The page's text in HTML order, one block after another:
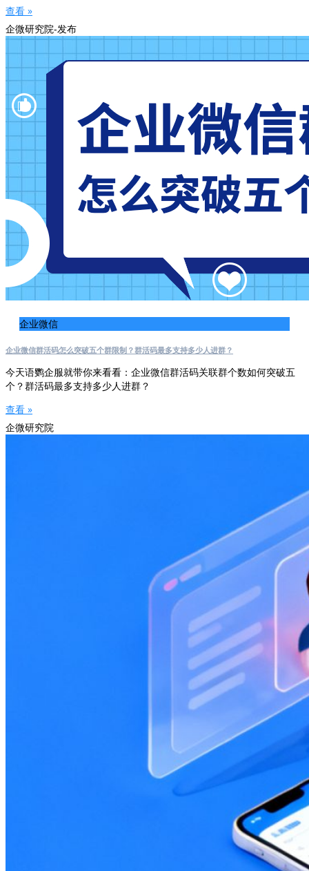
查看 »
企微研究院-发布
企业微信
企业微信群活码怎么突破五个群限制？群活码最多支持多少人进群？
今天语鹦企服就带你来看看：企业微信群活码关联群个数如何突破五
个？群活码最多支持多少人进群？
查看 »
企微研究院